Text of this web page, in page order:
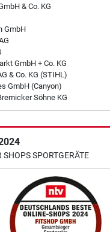
& Co. KG
GmbH
GmbH + Co. KG
& Co. KG (STIHL)
GmbH (Canyon)
Söhne KG
SHOPS SPORTGERÄTE